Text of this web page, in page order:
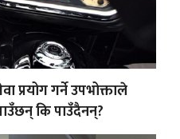
प्रयोग गर्ने उपभोक्ताले
कि पाउँदैनन्?